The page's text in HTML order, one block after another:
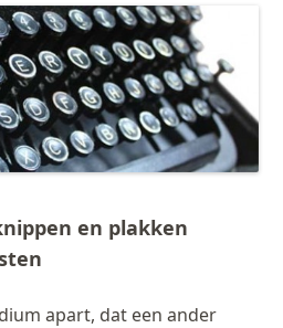
en plakken
apart, dat een ander